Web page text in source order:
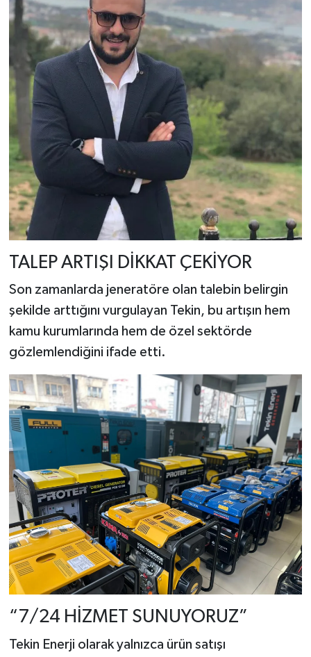
TALEP ARTIŞI DİKKAT ÇEKİYOR
Son zamanlarda jeneratöre olan talebin belirgin
şekilde arttığını vurgulayan Tekin, bu artışın hem
kamu kurumlarında hem de özel sektörde
gözlemlendiğini ifade etti.
“7/24 HİZMET SUNUYORUZ”
Tekin Enerji olarak yalnızca ürün satışı